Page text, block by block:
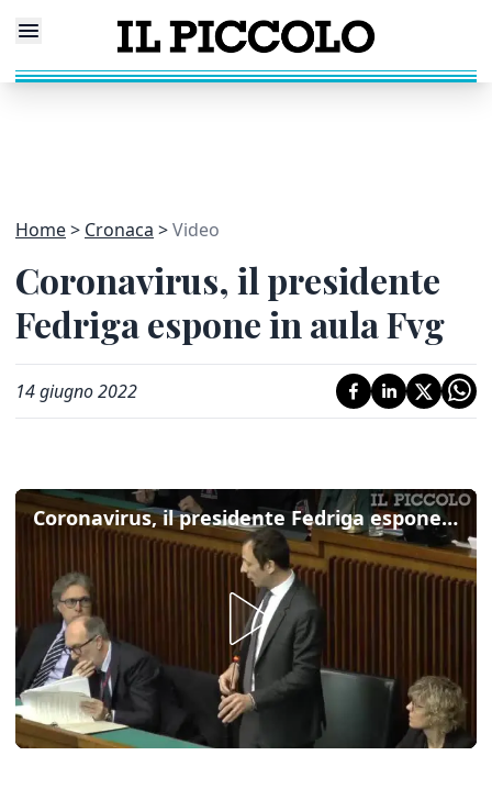
Home Cronaca Video
Coronavirus, il presidente
Fedriga espone in aula Fvg
14 giugno 2022
Coronavirus, il presidente Fedriga espone in aula Fvg